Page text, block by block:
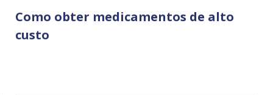
Como obter medicamentos de alto
custo